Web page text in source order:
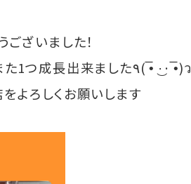
ございました！
皆様のおかげでまた1つ成長出来ました٩( •̅ ·͜· •̅)ว
よろしくお願いします